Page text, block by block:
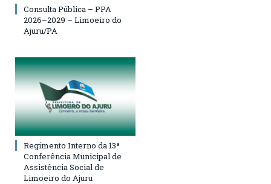
Consulta Pública – PPA
2026–2029 – Limoeiro do
Ajuru/PA
Regimento Interno da 13ª
Conferência Municipal de
Assistência Social de
Limoeiro do Ajuru